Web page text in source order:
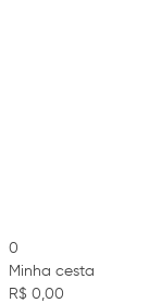
0
Minha cesta
R$ 0,00